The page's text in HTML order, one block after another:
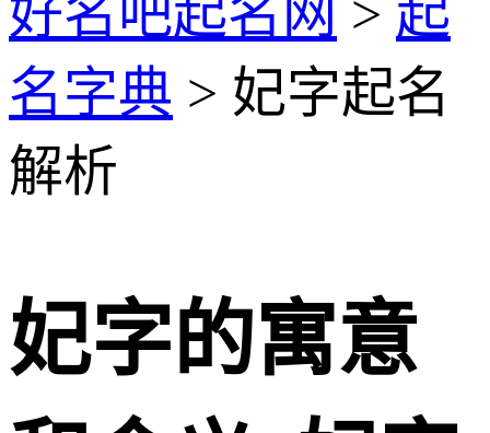
好名吧起名网 > 起
名字典 > 妃字起名
解析
妃字的寓意